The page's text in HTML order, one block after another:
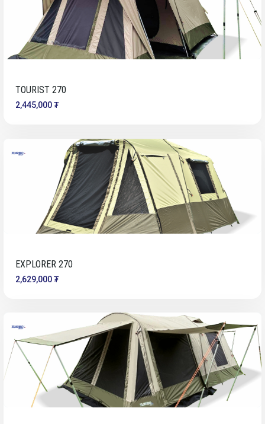
TOURIST 270
2,445,000 ₮
EXPLORER 270
2,629,000 ₮